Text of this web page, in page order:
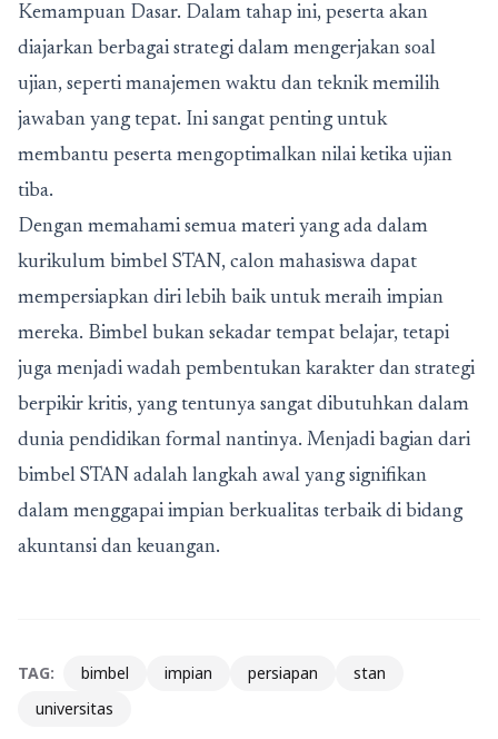
Kemampuan Dasar. Dalam tahap ini, peserta akan
diajarkan berbagai strategi dalam mengerjakan soal
ujian, seperti manajemen waktu dan teknik memilih
jawaban yang tepat. Ini sangat penting untuk
membantu peserta mengoptimalkan nilai ketika ujian
tiba.
Dengan memahami semua materi yang ada dalam
kurikulum bimbel STAN, calon mahasiswa dapat
mempersiapkan diri lebih baik untuk meraih impian
mereka. Bimbel bukan sekadar tempat belajar, tetapi
juga menjadi wadah pembentukan karakter dan strategi
berpikir kritis, yang tentunya sangat dibutuhkan dalam
dunia pendidikan formal nantinya. Menjadi bagian dari
bimbel STAN adalah langkah awal yang signifikan
dalam menggapai impian berkualitas terbaik di bidang
akuntansi dan keuangan.
TAG: bimbel impian persiapan
stan
universitas